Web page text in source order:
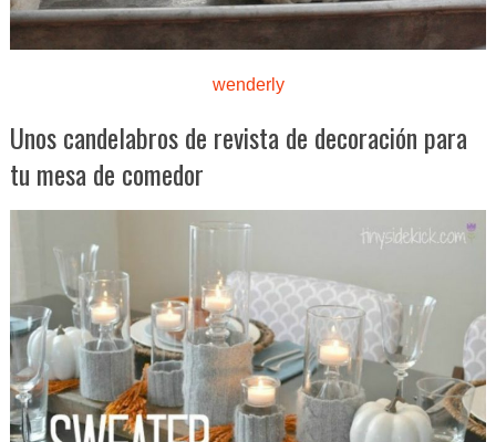
wenderly
Unos candelabros de revista de decoración para
tu mesa de comedor